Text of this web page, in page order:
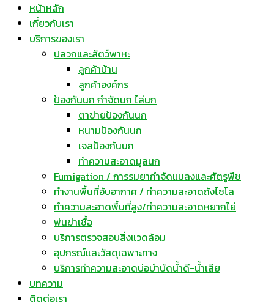
หน้าหลัก
เกี่ยวกับเรา
บริการของเรา
ปลวกและสัตว์พาหะ
ลูกค้าบ้าน
ลูกค้าองค์กร
ป้องกันนก กำจัดนก ไล่นก
ตาข่ายป้องกันนก
หนามป้องกันนก
เจลป้องกันนก
ทำความสะอาดมูลนก
Fumigation / การรมยากำจัดแมลงและศัตรูพืช
ทำงานพื้นที่อับอากาศ / ทำความสะอาดถังไซโล
ทำความสะอาดพื้นที่สูง/ทำความสะอาดหยากไย่
พ่นฆ่าเชื้อ
บริการตรวจสอบสิ่งแวดล้อม
อุปกรณ์และวัสดุเฉพาะทาง
บริการทำความสะอาดบ่อบำบัดน้ำดี-น้ำเสีย
บทความ
ติดต่อเรา